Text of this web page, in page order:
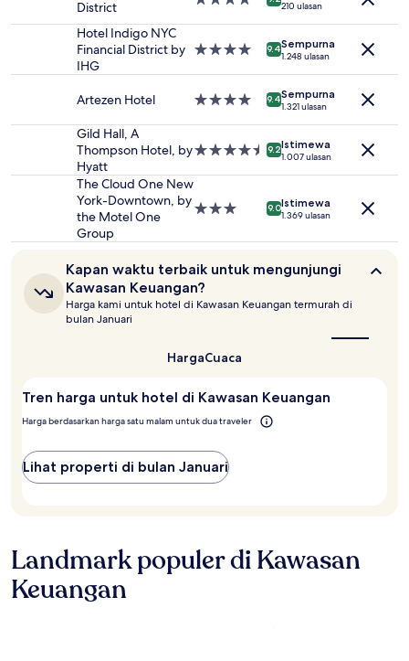
dan
ketersediaan
berubah
Ketentuan
berlaku.
District 210 ulasan
Hotel Indigo NYC
Financial District by
IHG
Properti
9.4Sempurna
1.248 ulasan
Artezen Hotel
Properti
9.4Sempurna
1.321 ulasan
Gild Hall, A
Thompson Hotel, by
Hyatt
Properti
4.5
9.2Istimewa
1.007 ulasan
The Cloud One New
York-Downtown, by
the Motel One
Group
Properti
3.0
9.0Istimewa
1.369 ulasan
Kapan
waktu
terbaik
untuk
mengunjungi
Kapan waktu terbaik untuk mengunjungi
Kawasan Keuangan?
Harga kami untuk hotel di Kawasan Keuangan termurah di
bulan Januari
HargaCuaca
Tren harga untuk hotel di Kawasan Keuangan
Harga berdasarkan harga satu malam untuk dua traveler
Lihat properti di bulan Januari
Landmark populer di Kawasan
Keuangan